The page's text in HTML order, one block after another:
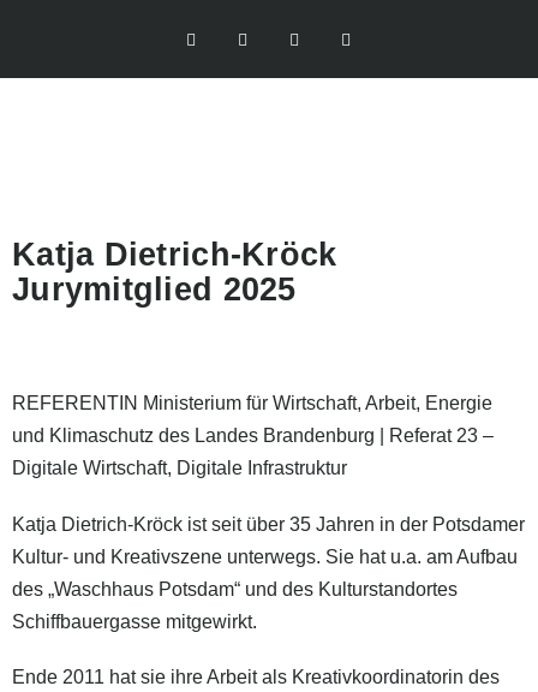
Katja Dietrich-Kröck
Jurymitglied 2025
REFERENTIN Ministerium für Wirtschaft, Arbeit, Energie
und Klimaschutz des Landes Brandenburg | Referat 23 –
Digitale Wirtschaft, Digitale Infrastruktur
Katja Dietrich-Kröck ist seit über 35 Jahren in der Potsdamer
Kultur- und Kreativszene unterwegs. Sie hat u.a. am Aufbau
des „Waschhaus Potsdam“ und des Kulturstandortes
Schiffbauergasse mitgewirkt.
Ende 2011 hat sie ihre Arbeit als Kreativkoordinatorin des